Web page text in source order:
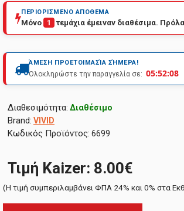
ΠΕΡΙΟΡΙΣΜΕΝΟ ΑΠΟΘΕΜΑ
Μόνο 1 τεμάχια έμειναν διαθέσιμα.
ΆΜΕΣΗ ΠΡΟΕΤΟΙΜΑΣΊΑ ΣΉΜΕΡΑ!
Ολοκληρώστε την παραγγελία σε: 05:52:08
Διαθεσιμότητα: Διαθέσιμο
Brand: VIVID
Κωδικός Προϊόντος: 6699
Τιμή Kaizer: 8.00€
(H τιμή συμπεριλαμβάνει ΦΠΑ 24% και 0% στα